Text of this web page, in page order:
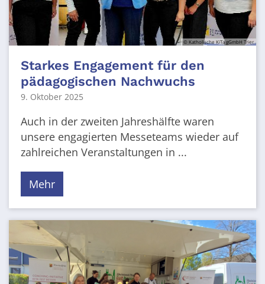
© Katholische KiTa gGmbH Trier
Starkes Engagement für den
pädagogischen Nachwuchs
9. Oktober 2025
Auch in der zweiten Jahreshälfte waren
unsere engagierten Messeteams wieder auf
zahlreichen Veranstaltungen in ...
Mehr